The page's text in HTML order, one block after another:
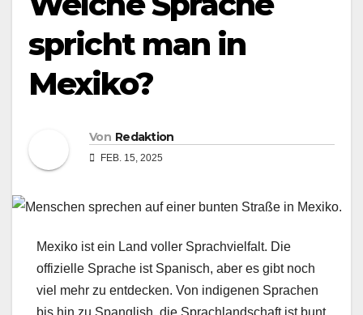
spricht man in
Mexiko?
Von Redaktion
FEB. 15, 2025
Mexiko ist ein Land voller Sprachvielfalt. Die
offizielle Sprache ist Spanisch, aber es gibt noch
viel mehr zu entdecken. Von indigenen Sprachen